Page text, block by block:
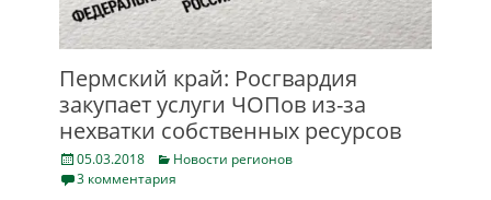
Пермский край: Росгвардия
закупает услуги ЧОПов из-за
нехватки собственных ресурсов
Posted
on
05.03.2018 Categories
Новости регионов
3 комментария